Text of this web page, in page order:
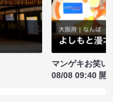
マンゲキお笑い
08/08 09:40 開